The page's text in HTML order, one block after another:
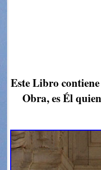
Este Libro
Obra, es Él